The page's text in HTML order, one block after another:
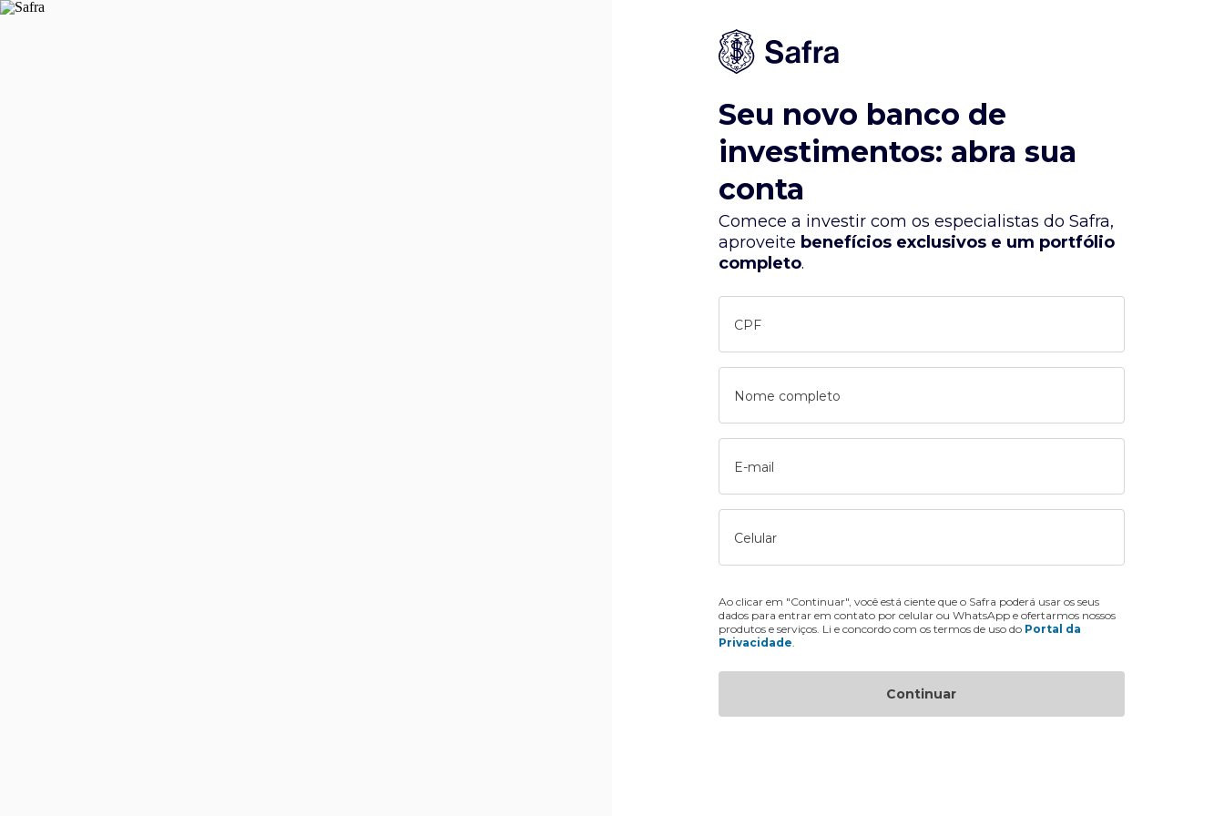
Seu novo banco de
investimentos: abra sua
conta
Comece a investir com os especialistas do Safra,
aproveite benefícios exclusivos e um portfólio
completo.
CPF
Nome completo
E-mail
Celular
Ao clicar em "Continuar", você está ciente que o Safra poderá usar os seus
dados para entrar em contato por celular ou WhatsApp e ofertarmos nossos
produtos e serviços. Li e concordo com os termos de uso do Portal da
Privacidade
Continuar